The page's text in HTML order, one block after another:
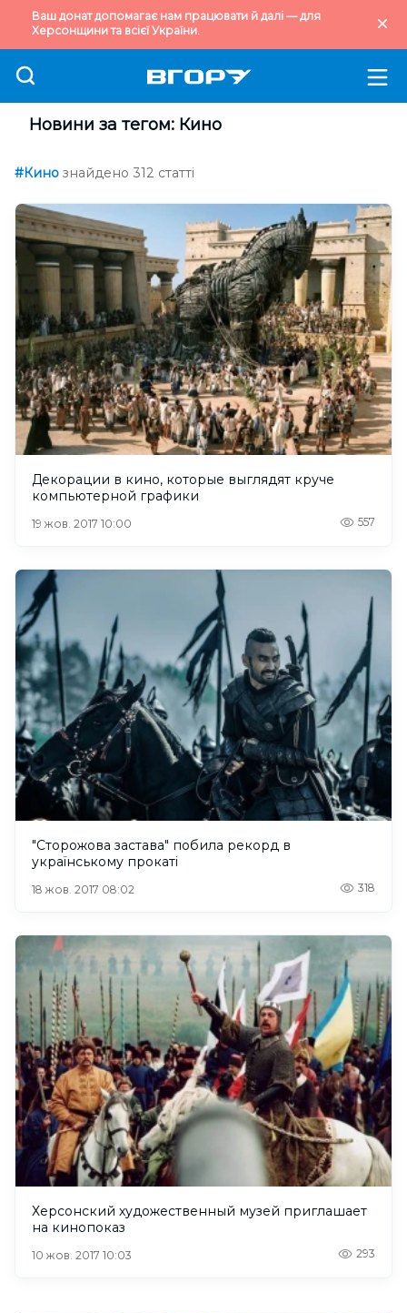
Ваш донат допомагає нам працювати й далі — для
Херсонщини та всієї України.
Новини за тегом: Кино
#Кино знайдено 312 статті
Декорации в кино, которые выглядят круче
компьютерной графики
19 жов. 2017 10:00 557
"Сторожова застава" побила рекорд в
українському прокаті
18 жов. 2017 08:02 318
Херсонский художественный музей приглашает
на кинопоказ
10 жов. 2017 10:03 293